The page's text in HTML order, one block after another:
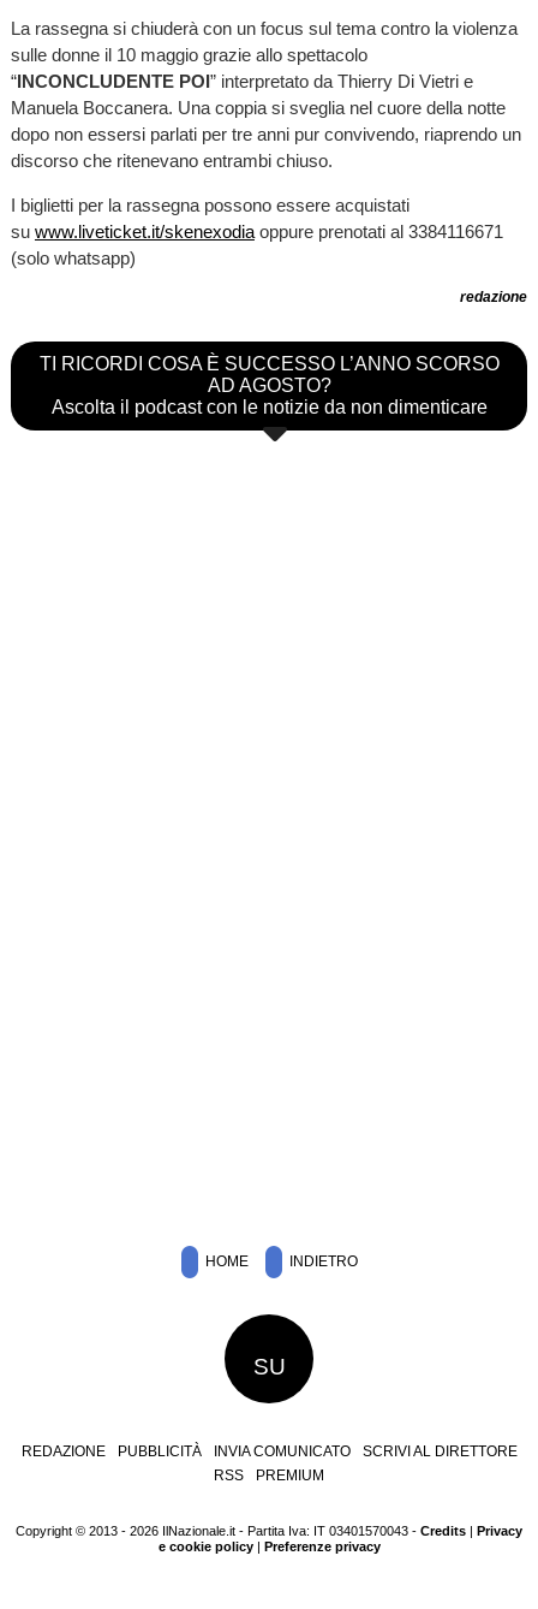
La rassegna si chiuderà con un focus sul tema contro la violenza
sulle donne il 10 maggio grazie allo spettacolo
“INCONCLUDENTE POI” interpretato da Thierry Di Vietri e
Manuela Boccanera. Una coppia si sveglia nel cuore della notte
dopo non essersi parlati per tre anni pur convivendo, riaprendo un
discorso che ritenevano entrambi chiuso.
I biglietti per la rassegna possono essere acquistati
su www.liveticket.it/skenexodiaoppure prenotati al 3384116671
(solo whatsapp)
redazione
TI RICORDI COSA È SUCCESSO L’ANNO SCORSO
AD AGOSTO?
Ascolta il podcast con le notizie da non dimenticare
HOME INDIETRO
SU
REDAZIONE PUBBLICITÀ INVIA COMUNICATO
SCRIVI AL DIRETTORE
RSS
PREMIUM
Copyright © 2013 - 2026 IlNazionale.it - Partita Iva: IT 03401570043 - Credits | Privacy
e cookie policy| Preferenze privacy